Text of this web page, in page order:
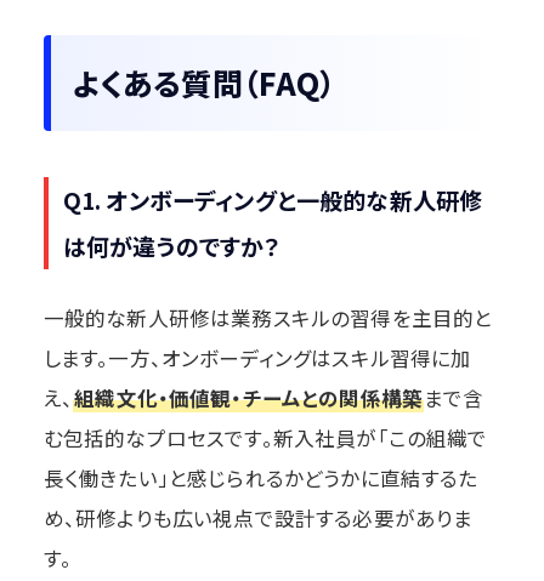
よくある質問（FAQ）
Q1. オンボーディングと一般的な新人研修
は何が違うのですか？
一般的な新人研修は業務スキルの習得を主目的と
します。一方、オンボーディングはスキル習得に加
え、組織文化・価値観・チームとの関係構築まで含
む包括的なプロセスです。新入社員が「この組織で
長く働きたい」と感じられるかどうかに直結するた
め、研修よりも広い視点で設計する必要がありま
す。